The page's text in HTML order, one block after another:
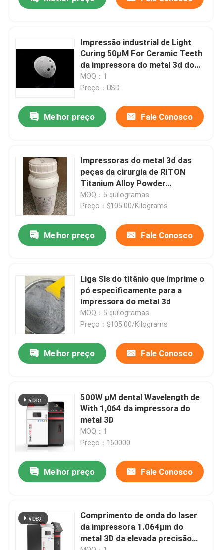
Produtos
Quem Somos
Fábrica
Fale Conosco
notícias
Todos os casos
Impressora do metal 3D do laser
Impressora dental do metal 3D
Impressão industrial de Light
Curing 50μM For Ceramic Teeth
da impressora do metal 3d do
SLM ISO-13485
MOQ：1
Preço：USD
Melhor preço Fale Conosco
Impressoras do metal 3d das
peças da cirurgia de RITON
Titanium Alloy Powder
Orthopedic
MOQ：5 quilogramas
Preço：$105.00/Kilograms
Melhor preço Fale Conosco
Liga Sls do titânio que imprime o
pó especificamente para a
impressora do metal 3d
MOQ：5 quilogramas
Preço：$105.00/Kilograms
Melhor preço Fale Conosco
500W μM dental Wavelength de
With 1,064 da impressora do
metal 3D
MOQ：1
Preço：160000
Melhor preço Fale Conosco
Comprimento de onda do laser
da impressora 1.064μm do
metal 3D da elevada precisão